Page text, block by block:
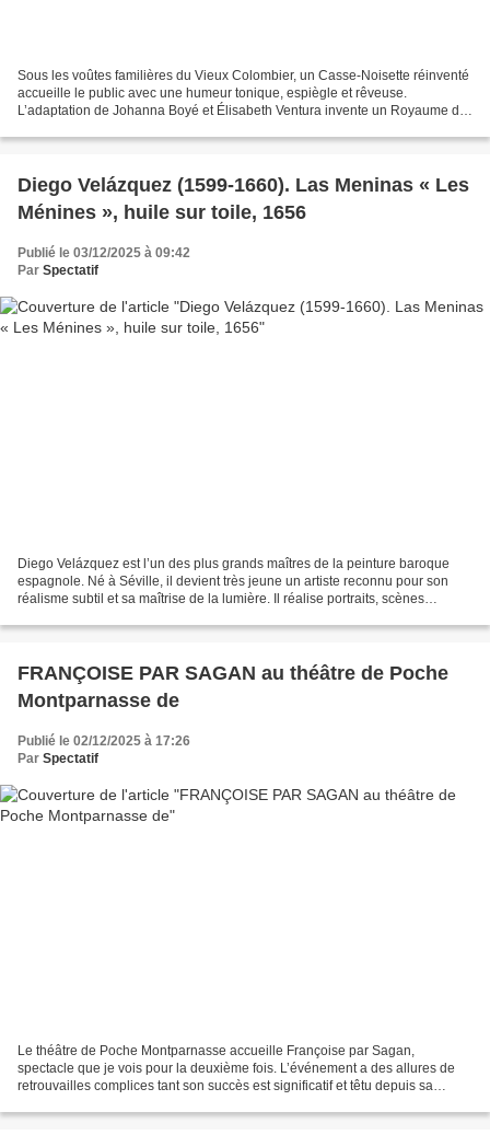
Sous les voûtes familières du Vieux Colombier, un Casse-Noisette réinventé
accueille le public avec une humeur tonique, espiègle et rêveuse.
L’adaptation de Johanna Boyé et Élisabeth Ventura invente un Royaume de
Diego Velázquez (1599-1660). Las Meninas « Les
Ménines », huile sur toile, 1656
Publié le 03/12/2025 à 09:42
Par Spectatif
Diego Velázquez est l’un des plus grands maîtres de la peinture baroque
espagnole. Né à Séville, il devient très jeune un artiste reconnu pour son
réalisme subtil et sa maîtrise de la lumière. Il réalise portraits, scènes
FRANÇOISE PAR SAGAN au théâtre de Poche
Montparnasse de
Publié le 02/12/2025 à 17:26
Par Spectatif
Le théâtre de Poche Montparnasse accueille Françoise par Sagan,
spectacle que je vois pour la deuxième fois. L’événement a des allures de
retrouvailles complices tant son succès est significatif et têtu depuis sa